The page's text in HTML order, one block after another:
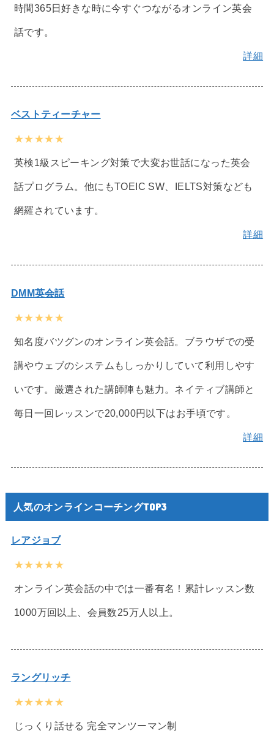
時間365日好きな時に今すぐつながるオンライン英会
話です。
詳細
ベストティーチャー
★★★★★
英検1級スピーキング対策で大変お世話になった英会
話プログラム。他にもTOEIC SW、IELTS対策なども
網羅されています。
詳細
DMM英会話
★★★★★
知名度バツグンのオンライン英会話。ブラウザでの受
講やウェブのシステムもしっかりしていて利用しやす
いです。厳選された講師陣も魅力。ネイティブ講師と
毎日一回レッスンで20,000円以下はお手頃です。
詳細
人気のオンラインコーチングTOP3
レアジョブ
★★★★★
オンライン英会話の中では一番有名！累計レッスン数
1000万回以上、会員数25万人以上。
ラングリッチ
★★★★★
じっくり話せる 完全マンツーマン制